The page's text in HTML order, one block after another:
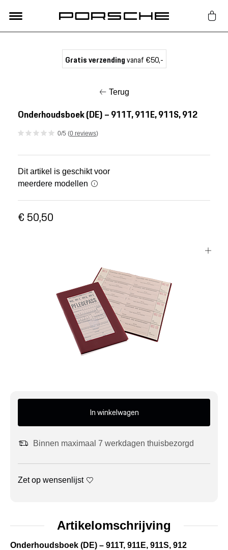
Nieuw
Acties
Porsche finder
Meer Porsche
Porsche informatie
Gratis verzendingvanaf €50,-
Terug
Onderhoudsboek (DE) – 911T, 911E, 911S, 912
0/5 (0 reviews)
Dit artikel is geschikt voor
meerdere modellen
€ 50,50
In winkelwagen
Binnen maximaal 7 werkdagen thuisbezorgd
Zet op wensenlijst
Artikelomschrijving
Onderhoudsboek (DE) – 911T, 911E, 911S, 912